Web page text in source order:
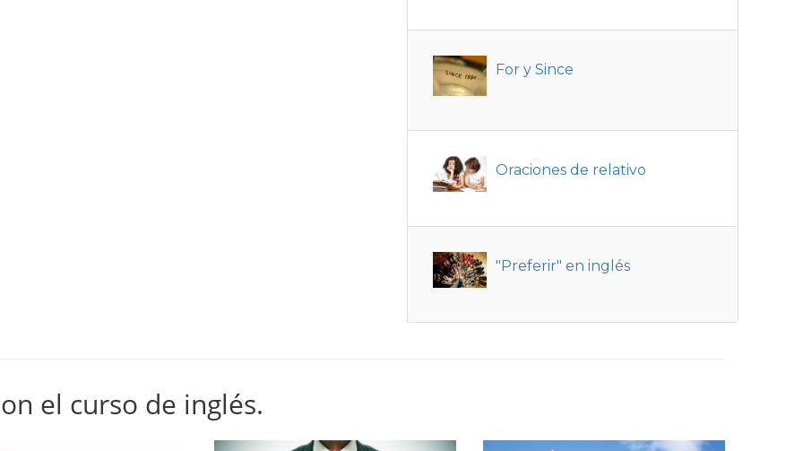
For y Since
Oraciones de relativo
"Preferir" en inglés
el curso de inglés.